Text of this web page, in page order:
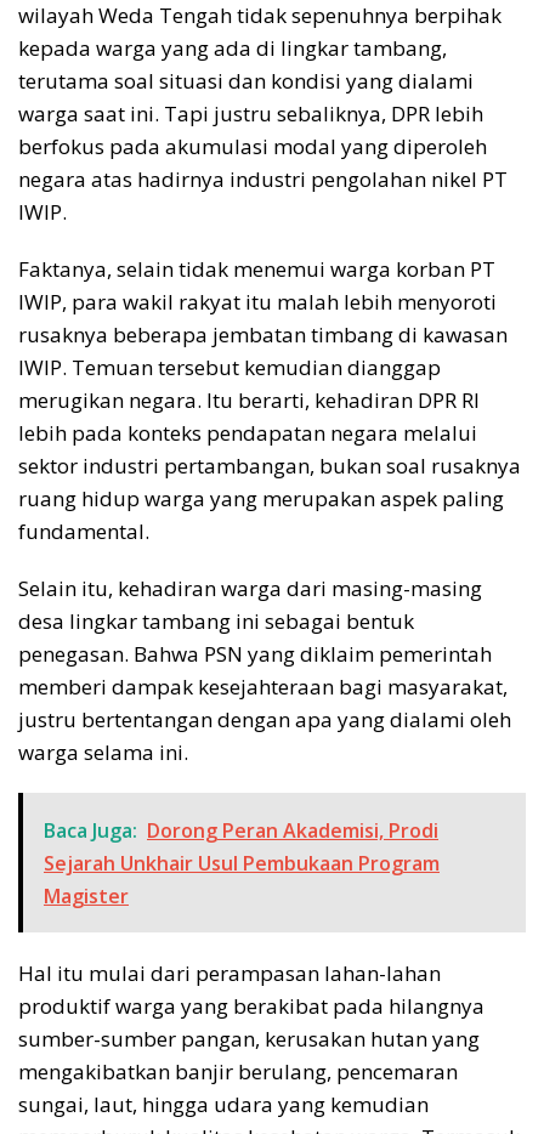
wilayah Weda Tengah tidak sepenuhnya berpihak
kepada warga yang ada di lingkar tambang,
terutama soal situasi dan kondisi yang dialami
warga saat ini. Tapi justru sebaliknya, DPR lebih
berfokus pada akumulasi modal yang diperoleh
negara atas hadirnya industri pengolahan nikel PT
IWIP.
Faktanya, selain tidak menemui warga korban PT
IWIP, para wakil rakyat itu malah lebih menyoroti
rusaknya beberapa jembatan timbang di kawasan
IWIP. Temuan tersebut kemudian dianggap
merugikan negara. Itu berarti, kehadiran DPR RI
lebih pada konteks pendapatan negara melalui
sektor industri pertambangan, bukan soal rusaknya
ruang hidup warga yang merupakan aspek paling
fundamental.
Selain itu, kehadiran warga dari masing-masing
desa lingkar tambang ini sebagai bentuk
penegasan. Bahwa PSN yang diklaim pemerintah
memberi dampak kesejahteraan bagi masyarakat,
justru bertentangan dengan apa yang dialami oleh
warga selama ini.
Baca Juga: Dorong Peran Akademisi, Prodi
Sejarah Unkhair Usul Pembukaan Program
Magister
Hal itu mulai dari perampasan lahan-lahan
produktif warga yang berakibat pada hilangnya
sumber-sumber pangan, kerusakan hutan yang
mengakibatkan banjir berulang, pencemaran
sungai, laut, hingga udara yang kemudian